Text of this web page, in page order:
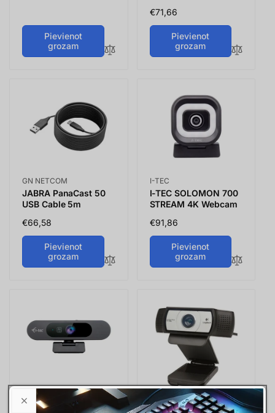
Pievienot
grozam
Parastā
cena
€71,66
Pievienot
grozam
Vendor:
GN NETCOM
JABRA PanaCast 50
USB Cable 5m
Parastā
cena
€66,58
Pievienot
grozam
Vendor:
I-TEC
I-TEC SOLOMON 700
STREAM 4K Webcam
Parastā
cena
€91,86
Pievienot
grozam
Vendor:
I-TEC
I-TEC SOLOMON PRO